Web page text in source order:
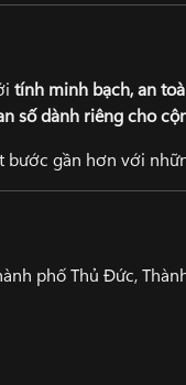
tính minh bạch, an
số dành riêng cho
gần hơn với
phố Thủ Đức,